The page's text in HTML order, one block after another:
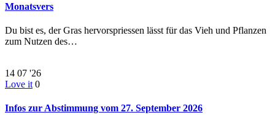
Monatsvers
Du bist es, der Gras hervorspriessen lässt für das Vieh und Pflanzen
zum Nutzen des…
14 07 '26
Love it 0
Infos zur Abstimmung vom 27. September 2026